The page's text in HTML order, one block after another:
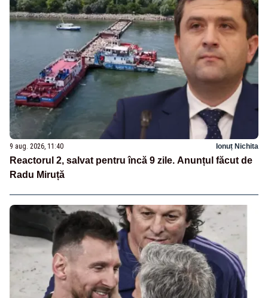
9 aug. 2026, 11:40 Ionuț Nichita
Reactorul 2, salvat pentru încă 9 zile. Anunțul făcut de
Radu Miruță